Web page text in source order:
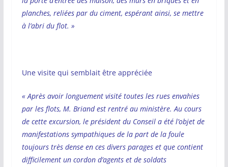
planches, reliées par du ciment, espérant ainsi, se mettre
à l’abri du flot. »
Une visite qui semblait être appréciée
« Après avoir longuement visité toutes les rues envahies
par les flots, M. Briand est rentré au ministère. Au cours
de cette excursion, le président du Conseil a été l’objet de
manifestations sympathiques de la part de la foule
toujours très dense en ces divers parages et que contient
difficilement un cordon d’agents et de soldats